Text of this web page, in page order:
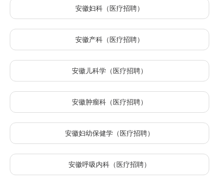
安徽妇科（医疗招聘）
安徽产科（医疗招聘）
安徽儿科学（医疗招聘）
安徽肿瘤科（医疗招聘）
安徽妇幼保健学（医疗招聘）
安徽呼吸内科（医疗招聘）